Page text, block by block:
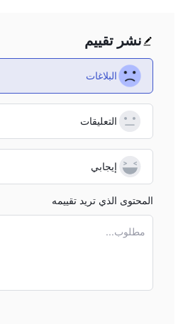
نشر تقييم
البلاغات
التعليقات
إيجابي
المحتوى الذي تريد تقييمه
مطلوب...